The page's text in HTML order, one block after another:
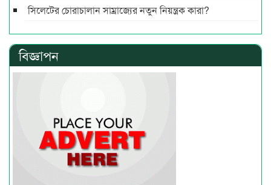
সিলেটের চোরাচালান সাম্রাজ্যের নতুন নিয়ন্ত্রক কারা?
বিজ্ঞাপন